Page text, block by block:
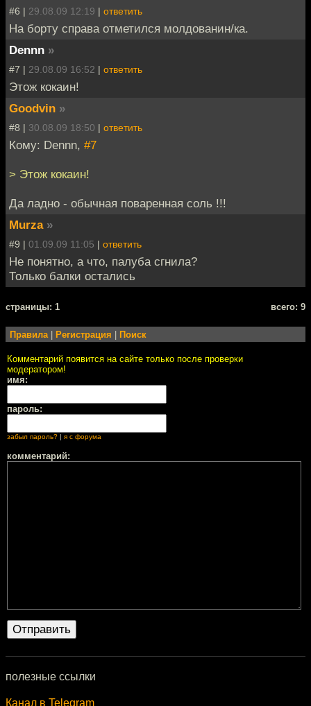
#6 | 29.08.09 12:19 | ответить
На борту справа отметился молдованин/ка.
Dennn »
#7 | 29.08.09 16:52 | ответить
Этож кокаин!
Goodvin »
#8 | 30.08.09 18:50 | ответить
Кому: Dennn, #7
> Этож кокаин!
Да ладно - обычная поваренная соль !!!
Murza »
#9 | 01.09.09 11:05 | ответить
Не понятно, а что, палуба сгнила?
Только балки остались
cтраницы: 1 всего: 9
Правила| Регистрация Поиск
Комментарий появится на сайте только после проверки
модератором!
имя:
пароль:
забыл пароль? | я с форума
комментарий:
полезные ссылки
Канал в Telegram